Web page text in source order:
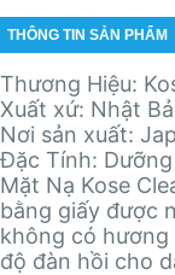
THÔNG TIN SẢN PHẨM
Thương Hiệu:
Xuất xứ: Nhật
Nơi sản xuất:
Đặc Tính:
Mặt Nạ Kose
bằng giấy được
không có hương
độ đàn hồi cho